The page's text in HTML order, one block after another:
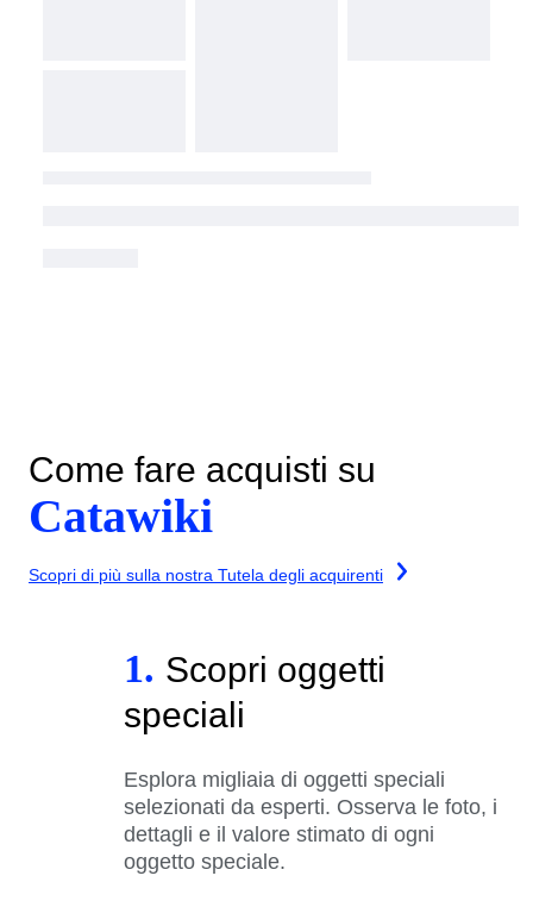
Come fare acquisti su
Catawiki
Scopri di più sulla nostra Tutela degli acquirenti
1. Scopri oggetti
speciali
Esplora migliaia di oggetti speciali
selezionati da esperti. Osserva le foto, i
dettagli e il valore stimato di ogni
oggetto speciale.